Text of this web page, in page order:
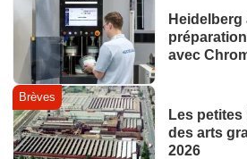
avec
Brèves
Les
des arts
2026